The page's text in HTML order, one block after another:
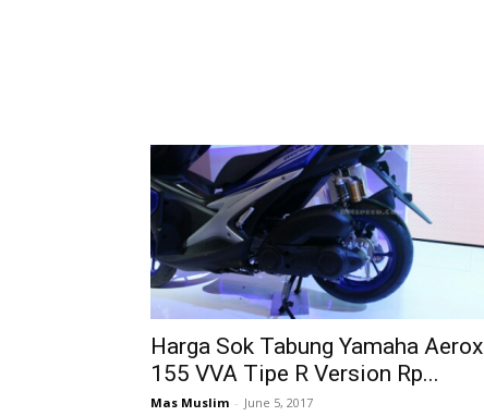
Harga Sok Tabung Yamaha Aerox
155 VVA Tipe R Version Rp...
Mas Muslim - June 5, 2017